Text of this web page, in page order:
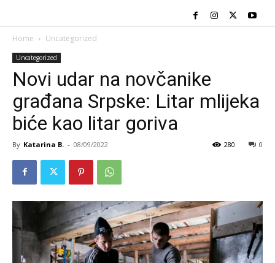
Home Uncategorized
Uncategorized
Novi udar na novčanike
građana Srpske: Litar mlijeka
biće kao litar goriva
By Katarina B. - 08/09/2022 0
280